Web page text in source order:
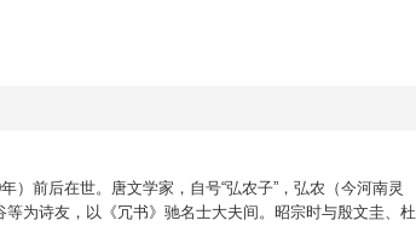
）前后在世。唐文学家，自号“弘农子”，弘农（今河南灵
为诗友，以《冗书》驰名士大夫间。昭宗时与殷文圭、杜